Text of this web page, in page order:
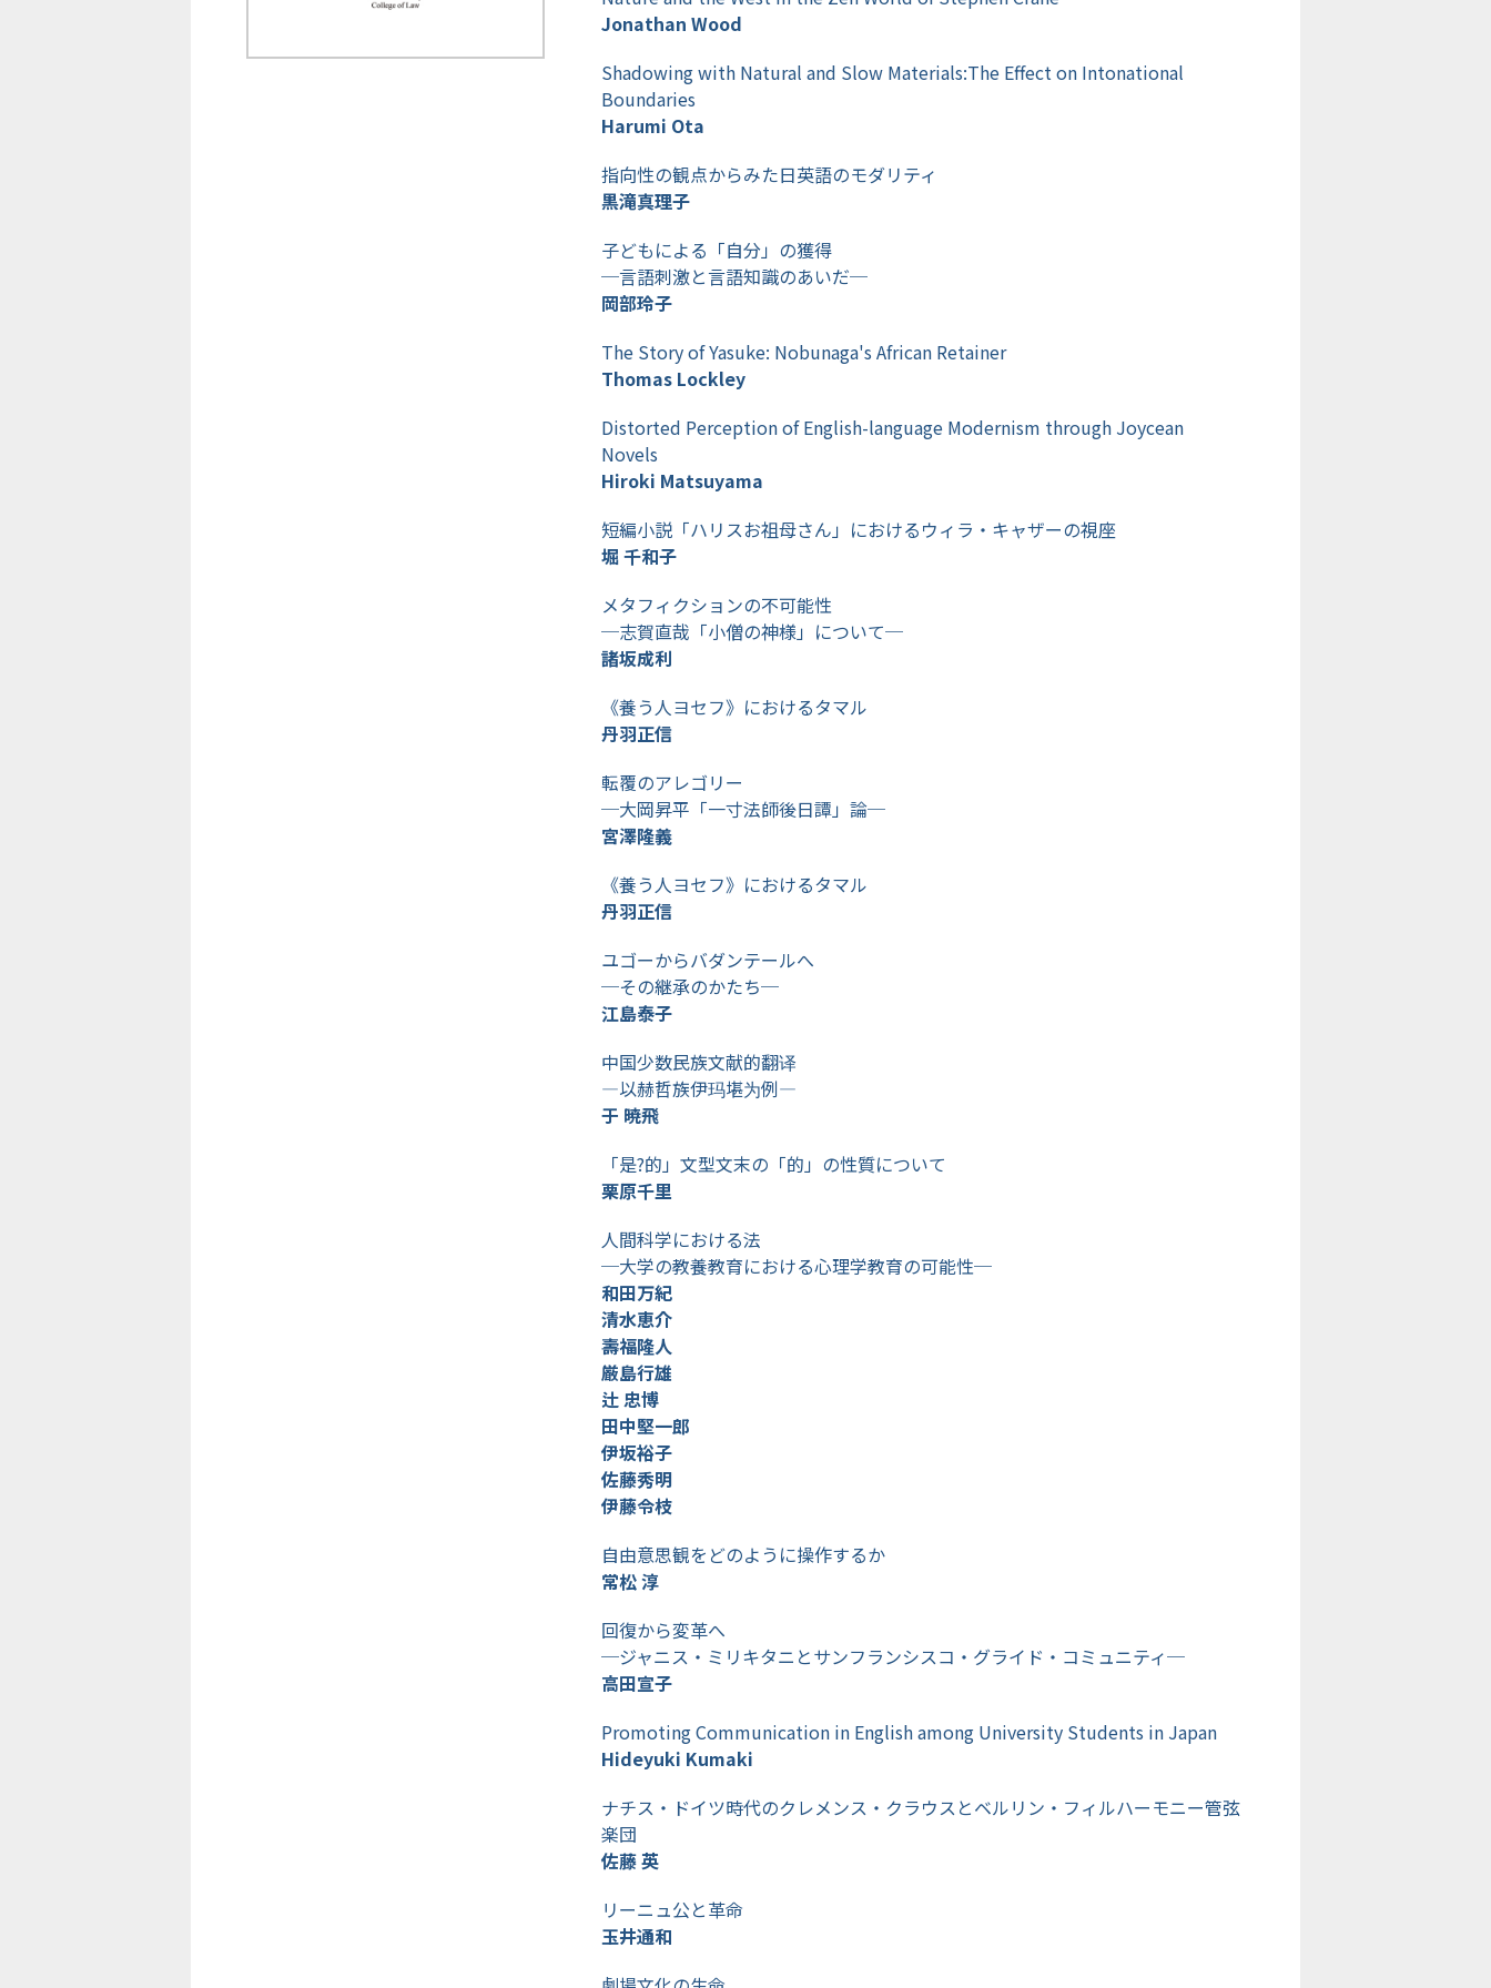
Jonathan Wood
Shadowing with Natural and Slow Materials:The Effect on Intonational
Boundaries
Harumi Ota
指向性の観点からみた日英語のモダリティ
黒滝真理子
子どもによる「自分」の獲得
─言語刺激と言語知識のあいだ─
岡部玲子
The Story of Yasuke: Nobunaga's African Retainer
Thomas Lockley
Distorted Perception of English-language Modernism through Joycean
Novels
Hiroki Matsuyama
短編小説「ハリスお祖母さん」におけるウィラ・キャザーの視座
堀 千和子
メタフィクションの不可能性
─志賀直哉「小僧の神様」について─
諸坂成利
《養う人ヨセフ》におけるタマル
丹羽正信
転覆のアレゴリー
─大岡昇平「一寸法師後日譚」論─
宮澤隆義
《養う人ヨセフ》におけるタマル
丹羽正信
ユゴーからバダンテールへ
─その継承のかたち─
江島泰子
中国少数民族文献的翻译
―以赫哲族伊玛堪为例―
于 暁飛
「是?的」文型文末の「的」の性質について
栗原千里
人間科学における法
─大学の教養教育における心理学教育の可能性─
和田万紀
清水恵介
壽福隆人
厳島行雄
辻 忠博
田中堅一郎
伊坂裕子
佐藤秀明
伊藤令枝
自由意思観をどのように操作するか
常松 淳
回復から変革へ
─ジャニス・ミリキタニとサンフランシスコ・グライド・コミュニティ─
高田宣子
Promoting Communication in English among University Students in Japan
Hideyuki Kumaki
ナチス・ドイツ時代のクレメンス・クラウスとベルリン・フィルハーモニー管弦
楽団
佐藤 英
リーニュ公と革命
玉井通和